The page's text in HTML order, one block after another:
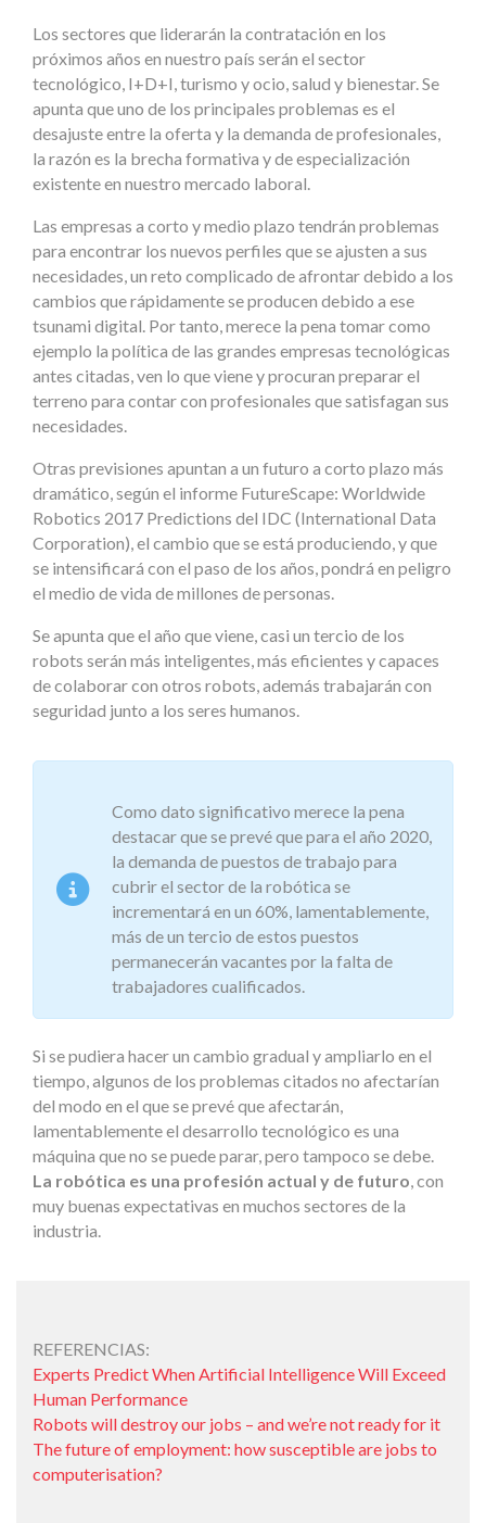
Los sectores que liderarán la contratación en los
próximos años en nuestro país serán el sector
tecnológico, I+D+I, turismo y ocio, salud y bienestar. Se
apunta que uno de los principales problemas es el
desajuste entre la oferta y la demanda de profesionales,
la razón es la brecha formativa y de especialización
existente en nuestro mercado laboral.
Las empresas a corto y medio plazo tendrán problemas
para encontrar los nuevos perfiles que se ajusten a sus
necesidades, un reto complicado de afrontar debido a los
cambios que rápidamente se producen debido a ese
tsunami digital. Por tanto, merece la pena tomar como
ejemplo la política de las grandes empresas tecnológicas
antes citadas, ven lo que viene y procuran preparar el
terreno para contar con profesionales que satisfagan sus
necesidades.
Otras previsiones apuntan a un futuro a corto plazo más
dramático, según el informe FutureScape: Worldwide
Robotics 2017 Predictions del IDC (International Data
Corporation), el cambio que se está produciendo, y que
se intensificará con el paso de los años, pondrá en peligro
el medio de vida de millones de personas.
Se apunta que el año que viene, casi un tercio de los
robots serán más inteligentes, más eficientes y capaces
de colaborar con otros robots, además trabajarán con
seguridad junto a los seres humanos.
Como dato significativo merece la pena
destacar que se prevé que para el año 2020,
la demanda de puestos de trabajo para
cubrir el sector de la robótica se
incrementará en un 60%, lamentablemente,
más de un tercio de estos puestos
permanecerán vacantes por la falta de
trabajadores cualificados.
Si se pudiera hacer un cambio gradual y ampliarlo en el
tiempo, algunos de los problemas citados no afectarían
del modo en el que se prevé que afectarán,
lamentablemente el desarrollo tecnológico es una
máquina que no se puede parar, pero tampoco se debe.
La robótica es una profesión actual y de futuro, con
muy buenas expectativas en muchos sectores de la
industria.
REFERENCIAS:
Experts Predict When Artificial Intelligence Will Exceed
Human Performance
Robots will destroy our jobs – and we’re not ready for it
The future of employment: how susceptible are jobs to
computerisation?